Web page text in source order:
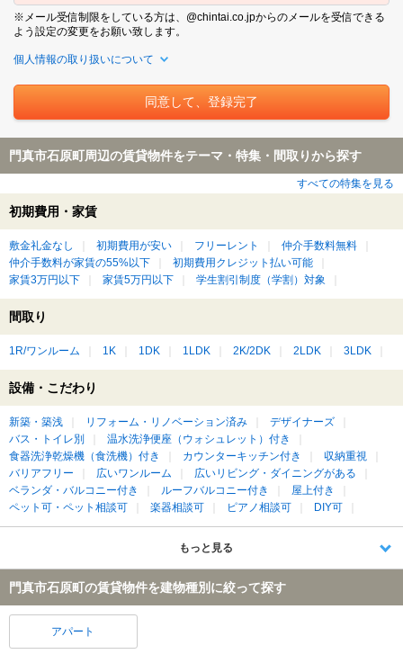
※メール受信制限をしている方は、@chintai.co.jpからのメールを受信できる
よう設定の変更をお願い致します。
個人情報の取り扱いについて
門真市石原町周辺の賃貸物件をテーマ・特集・間取りから探す
すべての特集を見る
初期費用・家賃
敷金礼金なし 初期費用が安い フリーレント
仲介手数料無料
仲介手数料が家賃の55%以下
初期費用クレジット払い可能
家賃3万円以下
家賃5万円以下 学生割引制度（学割）対象
間取り
1R/ワンルーム 1K 1DK 1LDK 2K/2DK 2LDK 3LDK
設備・こだわり
新築・築浅 リフォーム・リノベーション済み
デザイナーズ
バス・トイレ別
温水洗浄便座（ウォシュレット）付き
食器洗浄乾燥機（食洗機）付き
カウンターキッチン付き
収納重視
バリアフリー
広いワンルーム
広いリビング・ダイニングがある
ベランダ・バルコニー付き
ルーフバルコニー付き
屋上付き
ペット可・ペット相談可
楽器相談可 ピアノ相談可 DIY可
もっと見る
門真市石原町の賃貸物件を建物種別に絞って探す
アパート